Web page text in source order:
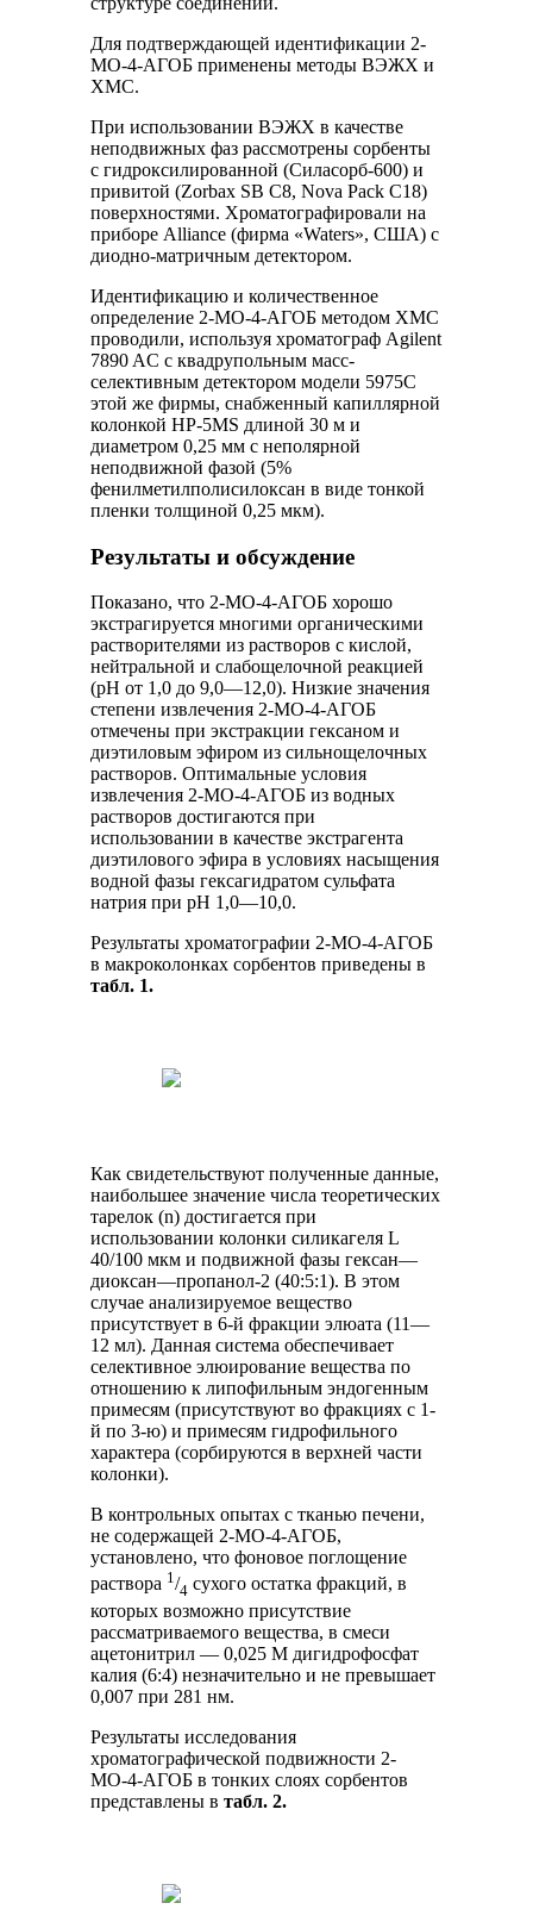
Для подтверждающей идентификации 2-
МО-4-АГОБ применены методы ВЭЖХ и
ХМС.
При использовании ВЭЖХ в качестве
неподвижных фаз рассмотрены сорбенты
с гидроксилированной (Силасорб-600) и
привитой (Zorbax SB C8, Nova Pack С18)
поверхностями. Хроматографировали на
приборе Alliance (фирма «Waters», США) с
диодно-матричным детектором.
Идентификацию и количественное
определение 2-МО-4-АГОБ методом ХМС
проводили, используя хроматограф Agilent
7890 AC с квадрупольным масс-
селективным детектором модели 5975C
этой же фирмы, снабженный капиллярной
колонкой HP-5MS длиной 30 м и
диаметром 0,25 мм с неполярной
неподвижной фазой (5%
фенилметилполисилоксан в виде тонкой
пленки толщиной 0,25 мкм).
Результаты и обсуждение
Показано, что 2-МО-4-АГОБ хорошо
экстрагируется многими органическими
растворителями из растворов с кислой,
нейтральной и слабощелочной реакцией
(рН от 1,0 до 9,0—12,0). Низкие значения
степени извлечения 2-МО-4-АГОБ
отмечены при экстракции гексаном и
диэтиловым эфиром из сильнощелочных
растворов. Оптимальные условия
извлечения 2-МО-4-АГОБ из водных
растворов достигаются при
использовании в качестве экстрагента
диэтилового эфира в условиях насыщения
водной фазы гексагидратом сульфата
натрия при рН 1,0—10,0.
Результаты хроматографии 2-МО-4-АГОБ
в макроколонках сорбентов приведены в
табл. 1.
Как свидетельствуют полученные данные,
наибольшее значение числа теоретических
тарелок (n) достигается при
использовании колонки силикагеля L
40/100 мкм и подвижной фазы гексан—
диоксан—пропанол-2 (40:5:1). В этом
случае анализируемое вещество
присутствует в 6-й фракции элюата (11—
12 мл). Данная система обеспечивает
селективное элюирование вещества по
отношению к липофильным эндогенным
примесям (присутствуют во фракциях с 1-
й по 3-ю) и примесям гидрофильного
характера (сорбируются в верхней части
колонки).
В контрольных опытах с тканью печени,
не содержащей 2-МО-4-АГОБ,
установлено, что фоновое поглощение
раствора 1/4 сухого остатка фракций, в
которых возможно присутствие
рассматриваемого вещества, в смеси
ацетонитрил — 0,025 М дигидрофосфат
калия (6:4) незначительно и не превышает
0,007 при 281 нм.
Результаты исследования
хроматографической подвижности 2-
МО-4-АГОБ в тонких слоях сорбентов
представлены втабл. 2.